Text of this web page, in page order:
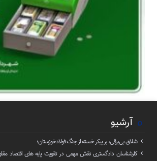
آرشیو
شلاق‌ بی‌برقی، بر پیکر خسته‌ از جنگ فولادخوزستان؛
کارشناسان دادگستری نقش مهمی در تقویت پایه های اقتصاد